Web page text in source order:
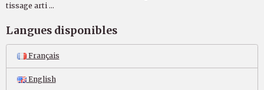
tissage arti ...
Langues disponibles
Français
English